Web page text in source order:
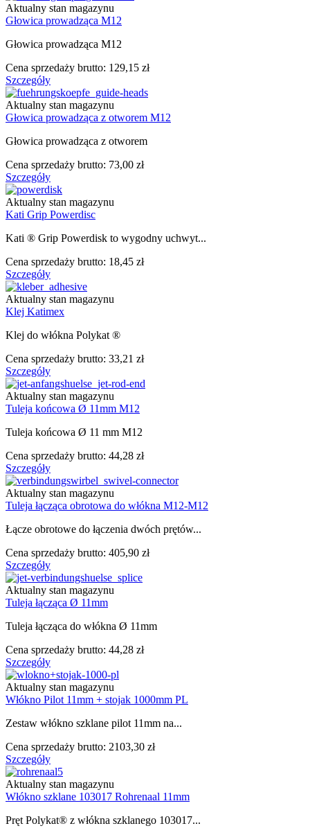
Aktualny stan magazynu
Głowica prowadząca M12
Głowica prowadząca M12
Cena sprzedaży brutto: 129,15 zł
Szczegóły
Aktualny stan magazynu
Głowica prowadząca z otworem M12
Głowica prowadząca z otworem
Cena sprzedaży brutto: 73,00 zł
Szczegóły
Aktualny stan magazynu
Kati Grip Powerdisc
Kati ® Grip Powerdisk to wygodny uchwyt...
Cena sprzedaży brutto: 18,45 zł
Szczegóły
Aktualny stan magazynu
Klej Katimex
Klej do włókna Polykat ®
Cena sprzedaży brutto: 33,21 zł
Szczegóły
Aktualny stan magazynu
Tuleja końcowa Ø 11mm M12
Tuleja końcowa Ø 11 mm M12
Cena sprzedaży brutto: 44,28 zł
Szczegóły
Aktualny stan magazynu
Tuleja łącząca obrotowa do włókna M12-M12
Łącze obrotowe do łączenia dwóch prętów...
Cena sprzedaży brutto: 405,90 zł
Szczegóły
Aktualny stan magazynu
Tuleja łącząca Ø 11mm
Tuleja łącząca do włókna Ø 11mm
Cena sprzedaży brutto: 44,28 zł
Szczegóły
Aktualny stan magazynu
Włókno Pilot 11mm + stojak 1000mm PL
Zestaw włókno szklane pilot 11mm na...
Cena sprzedaży brutto: 2103,30 zł
Szczegóły
Aktualny stan magazynu
Włókno szklane 103017 Rohrenaal 11mm
Pręt Polykat® z włókna szklanego 103017...